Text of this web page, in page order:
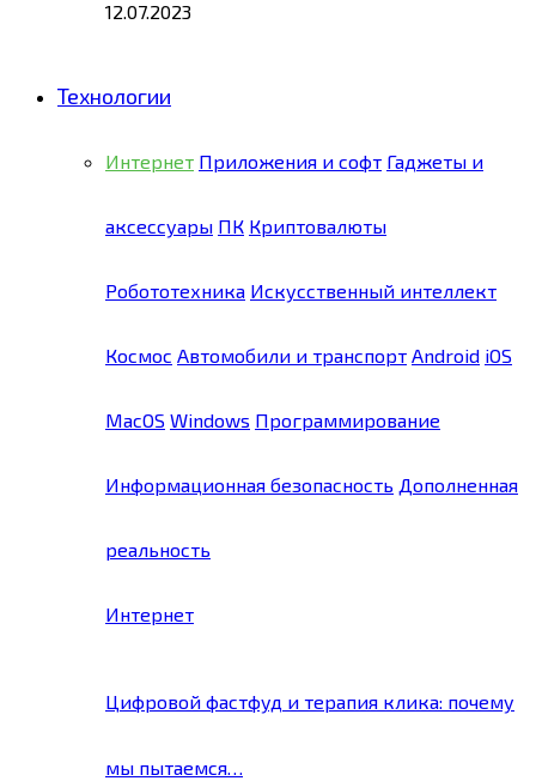
12.07.2023
Технологии
Интернет Приложения и софт Гаджеты и
аксессуары ПК Криптовалюты
Робототехника Искусственный интеллект
Космос Автомобили и транспорт Android iOS
MacOS Windows Программирование
Информационная безопасность Дополненная
реальность
Интернет
Цифровой фастфуд и терапия клика: почему
мы пытаемся…